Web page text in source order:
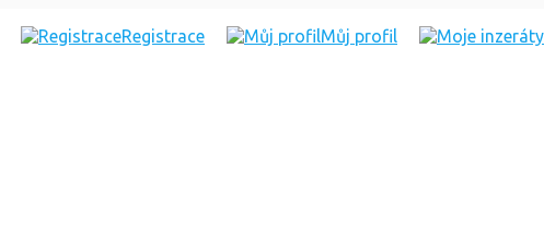
Registrace Můj profil